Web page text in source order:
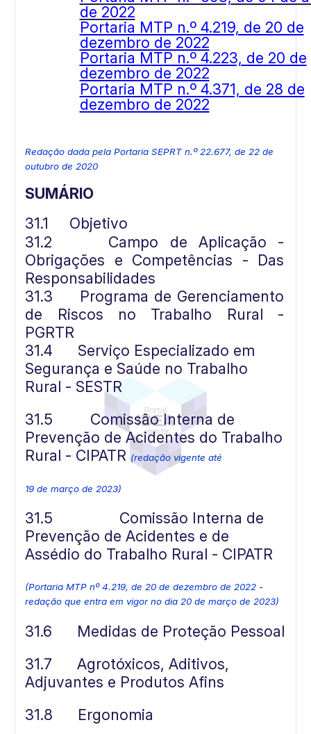
de 2022
Portaria MTP n.º 4.219, de 20 de
dezembro de 2022
Portaria MTP n.º 4.223, de 20 de
dezembro de 2022
Portaria MTP n.º 4.371, de 28 de
dezembro de 2022
Redação dada pela Portaria SEPRT n.º 22.677, de 22 de
outubro de 2020
SUMÁRIO
31.1
Objetivo
31.2
Campo de Aplicação -
Obrigações e Competências - Das
Responsabilidades
31.3
Programa de Gerenciamento
de Riscos no Trabalho Rural -
PGRTR
31.4
Serviço Especializado em
Segurança e Saúde no Trabalho
Rural - SESTR
31.5
Comissão Interna de
Prevenção de Acidentes do Trabalho
Rural - CIPATR (redação vigente até
19 de março de 2023)
31.5
Comissão Interna de
Prevenção de Acidentes e de
Assédio do Trabalho Rural - CIPATR
(Portaria MTP nº 4.219, de 20 de dezembro de 2022 -
redação que entra em vigor no dia 20 de março de 2023)
31.6
Medidas de Proteção Pessoal
31.7
Agrotóxicos, Aditivos,
Adjuvantes e Produtos Afins
31.8
Ergonomia